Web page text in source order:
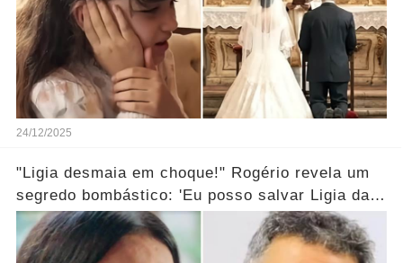
24/12/2025
"Ligia desmaia em choque!" Rogério revela um
segredo bombástico: 'Eu posso salvar Ligia da
morte...' Ver mais